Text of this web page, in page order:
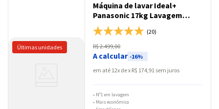
Máquina de lavar Ideal+
Panasonic 17kg Lavagem
Eficiente SmartSense Branca -
NA-F170B7W
(20)
R$2.499,00
A calcular -16%
em até 12 x R$ 174,91 sem juros
• Nº1 em lavagem
• Mais econômica